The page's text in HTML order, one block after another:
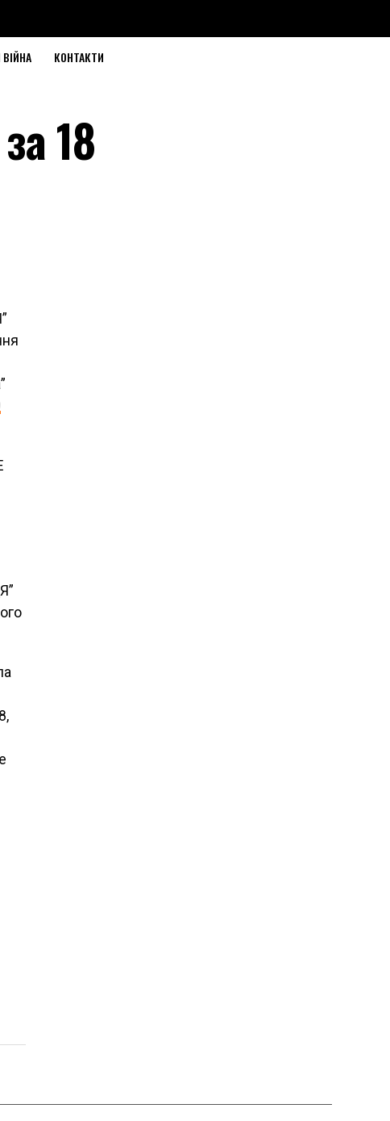
ВІЙНА КОНТАКТИ
18